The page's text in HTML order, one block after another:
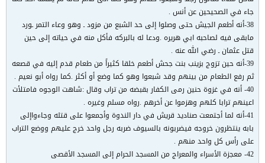
جاء في الصحيحين عن أنس .
38-أنه أطعم الجيش حتى وصلوا إلى حد الشبع من مزود ـ وهو وعاء التمر ـورد
مابقى فيه لصاحبه ابي هريره .ودعا له بالبركه فأكل منه في حياته إلى حين
قتل عثمان ـ رضي الله عنه .
39-أنه حين تزوج بزينب بنت جحش أطعم خلقا كثيراً من طعام قدم إليه في قصعه
ثم رفع الطعام من بينهم وقد شبعوا وهو كما وضع أو أكثر .كما رواه أبو نعيم .
40- أنه في غزوة حنين رمى الكفار بقبضه من تراب وقال :شاهت الوجوه فامتلأت
اعينهم ترابا كلهم وهزموا عن أخرهم .رواه مسلم وغيره .
41-أنه لما أجتمعت صناديد قريش في دار الندوة وأجمعوا على قتله وجاءواإلى
بابه ينتظرون خروجه فيضربونه بالسيوف ضربه رجل واحد خرج عليهم ووضع التراب
على رأس كل واحد منهم .
42- معجزة الأسراء والمعراج من المسجد الحرام إلى المسجد الأقصى